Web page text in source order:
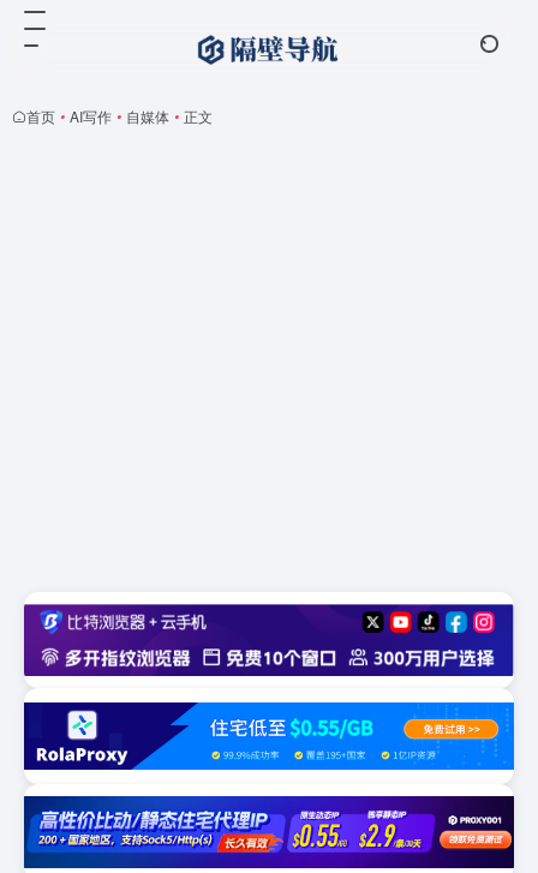
首页 • AI写作 • 自媒体 • 正文